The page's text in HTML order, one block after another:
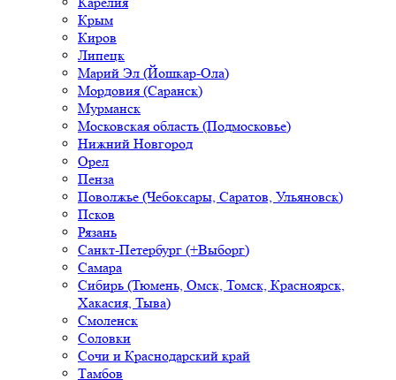
Крым
Киров
Липецк
Марий Эл (Йошкар-Ола)
Мордовия (Саранск)
Мурманск
Московская область (Подмосковье)
Нижний Новгород
Орел
Пенза
Поволжье (Чебоксары, Саратов, Ульяновск)
Псков
Рязань
Санкт-Петербург (+Выборг)
Самара
Сибирь (Тюмень, Омск, Томск, Красноярск,
Хакасия, Тыва)
Смоленск
Соловки
Сочи и Краснодарский край
Тамбов